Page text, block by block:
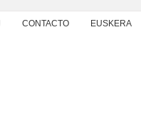
CONTACTO EUSKERA